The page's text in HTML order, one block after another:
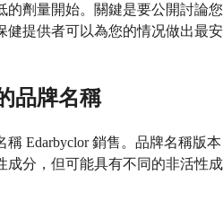
的劑量開始。關鍵是要公開討論您
健提供者可以為您的情况做出最安
品牌名稱
Edarbyclor 銷售。品牌名稱版本
成分，但可能具有不同的非活性成